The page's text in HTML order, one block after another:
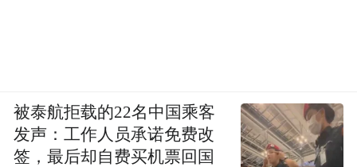
被泰航拒载的22名中国乘客
发声：工作人员承诺免费改
签，最后却自费买机票回国